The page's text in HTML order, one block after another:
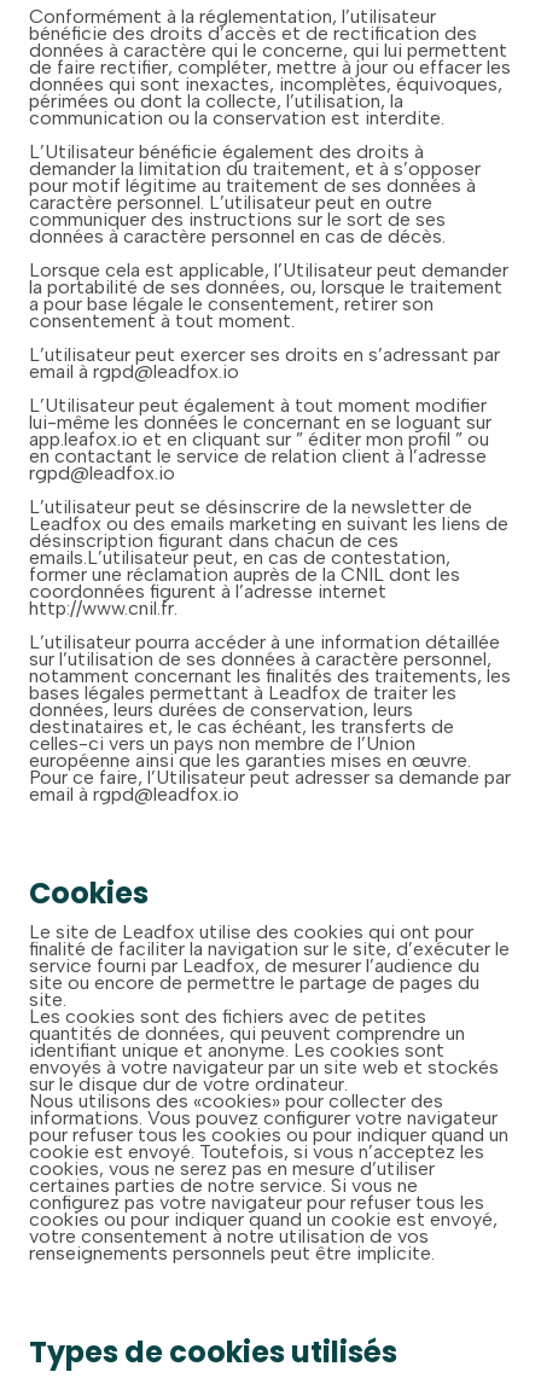
Conformément à la réglementation, l’utilisateur
bénéficie des droits d’accès et de rectification des
données à caractère qui le concerne, qui lui permettent
de faire rectifier, compléter, mettre à jour ou effacer les
données qui sont inexactes, incomplètes, équivoques,
périmées ou dont la collecte, l’utilisation, la
communication ou la conservation est interdite.
L’Utilisateur bénéficie également des droits à
demander la limitation du traitement, et à s’opposer
pour motif légitime au traitement de ses données à
caractère personnel. L’utilisateur peut en outre
communiquer des instructions sur le sort de ses
données à caractère personnel en cas de décès.
Lorsque cela est applicable, l’Utilisateur peut demander
la portabilité de ses données, ou, lorsque le traitement
a pour base légale le consentement, retirer son
consentement à tout moment.
L’utilisateur peut exercer ses droits en s’adressant par
email à rgpd@leadfox.io
L’Utilisateur peut également à tout moment modifier
lui-même les données le concernant en se loguant sur
app.leafox.io et en cliquant sur ” éditer mon profil ” ou
en contactant le service de relation client à l’adresse
rgpd@leadfox.io
L’utilisateur peut se désinscrire de la newsletter de
Leadfox ou des emails marketing en suivant les liens de
désinscription figurant dans chacun de ces
emails.L’utilisateur peut, en cas de contestation,
former une réclamation auprès de la CNIL dont les
coordonnées figurent à l’adresse internet
http://www.cnil.fr.
L’utilisateur pourra accéder à une information détaillée
sur l’utilisation de ses données à caractère personnel,
notamment concernant les finalités des traitements, les
bases légales permettant à Leadfox de traiter les
données, leurs durées de conservation, leurs
destinataires et, le cas échéant, les transferts de
celles-ci vers un pays non membre de l’Union
européenne ainsi que les garanties mises en œuvre.
Pour ce faire, l’Utilisateur peut adresser sa demande par
email à rgpd@leadfox.io
Cookies
Le site de Leadfox utilise des cookies qui ont pour
finalité de faciliter la navigation sur le site, d’exécuter le
service fourni par Leadfox, de mesurer l’audience du
site ou encore de permettre le partage de pages du
site.
Les cookies sont des fichiers avec de petites
quantités de données, qui peuvent comprendre un
identifiant unique et anonyme. Les cookies sont
envoyés à votre navigateur par un site web et stockés
sur le disque dur de votre ordinateur.
Nous utilisons des «cookies» pour collecter des
informations. Vous pouvez configurer votre navigateur
pour refuser tous les cookies ou pour indiquer quand un
cookie est envoyé. Toutefois, si vous n’acceptez les
cookies, vous ne serez pas en mesure d’utiliser
certaines parties de notre service. Si vous ne
configurez pas votre navigateur pour refuser tous les
cookies ou pour indiquer quand un cookie est envoyé,
votre consentement à notre utilisation de vos
renseignements personnels peut être implicite.
Types de cookies utilisés